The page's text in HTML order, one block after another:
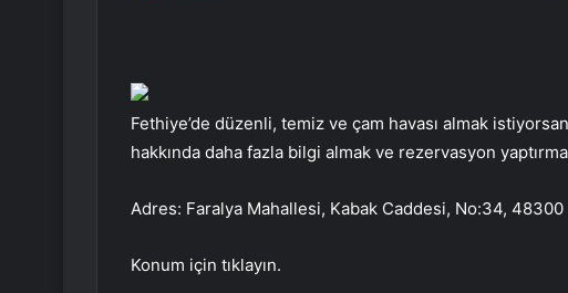
Fethiye’de düzenli, temiz ve çam havası almak
hakkında daha fazla bilgi almak ve rezervasyon
Adres: Faralya Mahallesi, Kabak Caddesi, No:34,
Konum için tıklayın.